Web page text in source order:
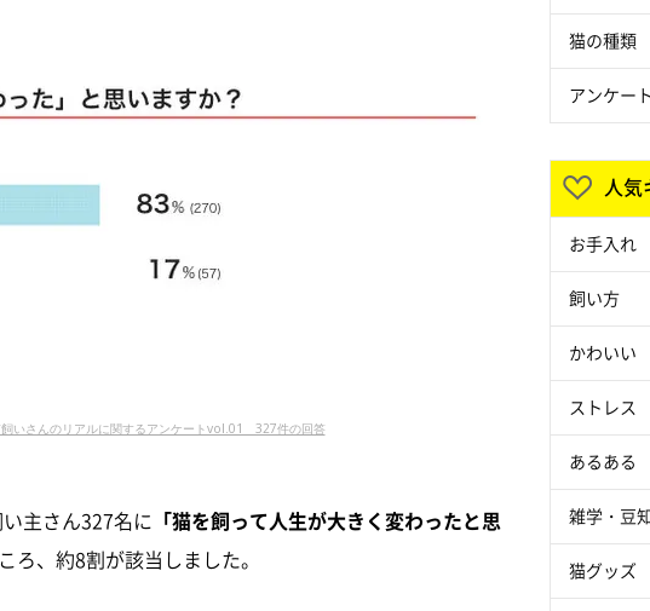
いさんのリアルに関するアンケートvol.01 327件の回答
主さん327名に 「猫を飼って人生が大きく変わったと思
、約8割が該当しました。
猫の種類
アンケート
人気
お手入れ
飼い方
かわいい
ストレス
あるある
雑学・豆
猫グッズ